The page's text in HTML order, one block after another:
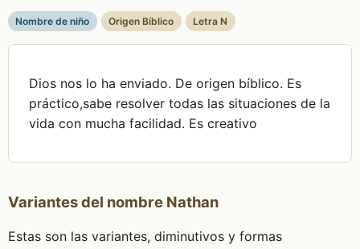
Nombre de niño Origen Bíblico Letra N
Dios nos lo ha enviado. De origen bíblico. Es
práctico,sabe resolver todas las situaciones de la
vida con mucha facilidad. Es creativo
Variantes del nombre Nathan
Estas son las variantes, diminutivos y formas